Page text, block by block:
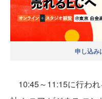
申し込み
10:45～11:15に行わ